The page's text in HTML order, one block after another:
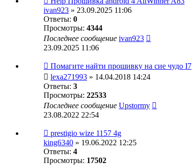
ivan923 » 23.09.2025 11:06
Ответы: 0
Просмотры: 4344
Последнее сообщение ivan923
23.09.2025 11:06
Помагите найти прошивку на сие чудо I7
lexa271993 » 14.04.2018 14:24
Ответы: 3
Просмотры: 22533
Последнее сообщение Upstormy
23.08.2022 22:54
prestigio wize 1157 4g
king6340 » 19.06.2022 12:25
Ответы: 4
Просмотры: 17502